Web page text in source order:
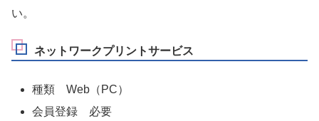
い。
ネットワークプリントサービス
種類 Web（PC）
会員登録 必要